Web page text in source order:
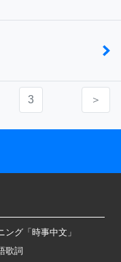
3 ＞
ング「時事中文」
歌詞